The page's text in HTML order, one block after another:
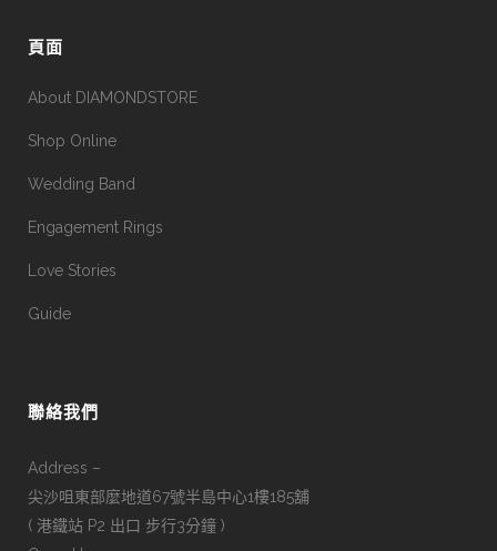
頁面
About DIAMONDSTORE
Shop Online
Wedding Band
Engagement Rings
Love Stories
Guide
聯絡我們
Address –
尖沙咀東部麼地道67號半島中心1樓185舖
( 港鐵站 P2 出口 步行3分鐘 )